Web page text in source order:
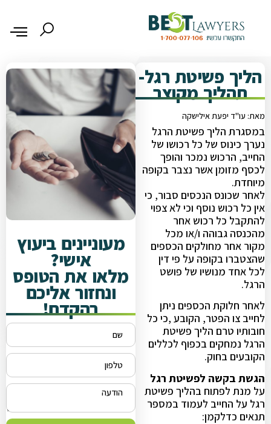
הליך פשיטת רגל-
תהליך מקוצר
מאת: עו"ד יפעת אילישקה
במסגרת הליך פשיטת הרגל
נערך כינוס של כל רכושו של
החייב, הרכוש נמכר והופך
לכסף מזומן אשר נצבר בקופה
מיוחדת.
לאחר שכונס הנכסים סבור, כי
אין כל רכוש נוסף וכי לא צפוי
להתקבל כל רכוש אחר
מהכנסה גבוהה ו/או מכל
מקור אחר מחולקים הכספים
שהצטברו בקופה על פי דין
לכל אחד מנושיו של פושט
הרגל.
לאחר חלוקת הכספים ניתן
לחייב צו הפטר, הקובע ,כי כל
חובותיו טרם הליך פשיטת
הרגל נמחקים בכפוף לכללים
הקובעים בחוק.
הגשת בקשה לפשיטת רגל
על מנת לפתוח בהליך פשיטת
רגל על החייב לעמוד במספר
תנאים כדלקמן:
מעוניינים ביעוץ
אישי?
מלאו את הטופס
ונחזור אליכם
בהקדם!